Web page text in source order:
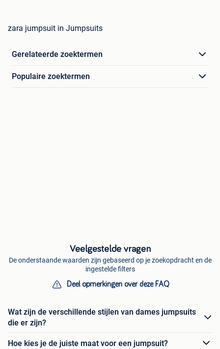
zara jumpsuit in Jumpsuits
Gerelateerde zoektermen
Populaire zoektermen
Veelgestelde vragen
De onderstaande waarden zijn gebaseerd op je zoekopdracht en de
ingestelde filters
Deel opmerkingen over deze FAQ
Wat zijn de verschillende stijlen van dames jumpsuits
die er zijn?
Hoe kies je de juiste maat voor een jumpsuit?